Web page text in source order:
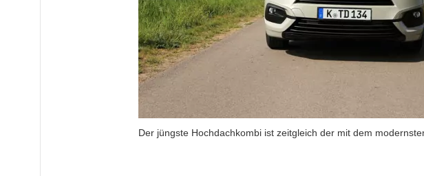
Der jüngste Hochdachkombi ist zeitgleich der mit dem